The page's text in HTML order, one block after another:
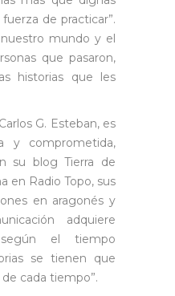
de practicar”.
nuestro mundo y el
que pasaron,
historias que les
G. Esteban, es
y comprometida,
su blog Tierra de
en Radio Topo, sus
en aragonés y
adquiere
el tiempo
se tienen que
cada tiempo”.